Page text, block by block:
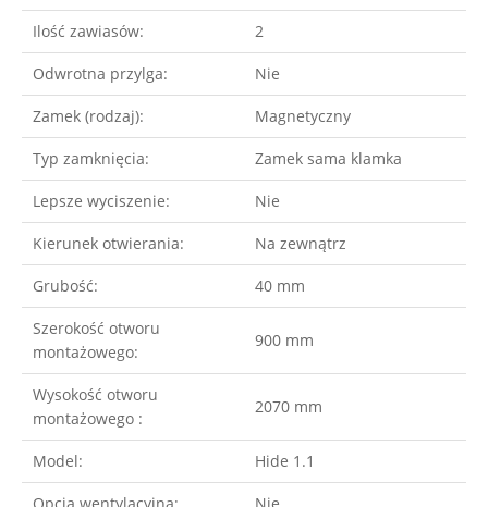
Ilość zawiasów: 2
Odwrotna przylga: Nie
Zamek (rodzaj): Magnetyczny
Typ zamknięcia: Zamek sama klamka
Lepsze wyciszenie: Nie
Kierunek otwierania: Na zewnątrz
Grubość: 40 mm
Szerokość otworu
montażowego:
900 mm
Wysokość otworu
montażowego :
2070 mm
Model: Hide 1.1